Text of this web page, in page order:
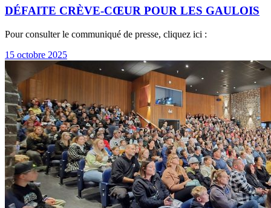
DÉFAITE CRÈVE-CŒUR POUR LES GAULOIS
Pour consulter le communiqué de presse, cliquez ici :
15 octobre 2025